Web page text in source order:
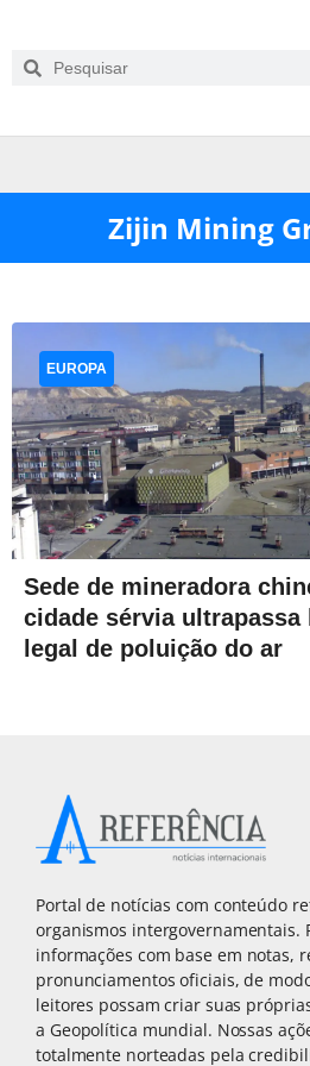
Zijin Mining
Sede de mineradora
cidade sérvia ultrapassa
legal de poluição do ar
EUROPA
Portal de notícias com conteúdo
organismos intergovernamentais.
informações com base em notas,
pronunciamentos oficiais, de
leitores possam criar suas
a Geopolítica mundial. Nossas
totalmente norteadas pela